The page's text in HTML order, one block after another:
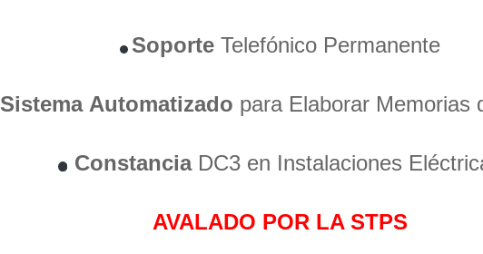
Soporte Telefónico Permanente
Sistema Automatizado para Elaborar Memorias
ConstanciaDC3 en Instalaciones
AVALADO POR LA STPS